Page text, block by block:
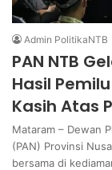
Admin PolitikaNTB
PAN NTB
Hasil
Kasih Atas
Mataram – Dewan
(PAN) Provinsi
bersama di